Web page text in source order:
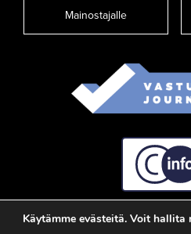
Mainostajalle
C-info
Käytämme evästeitä. Voit hallita